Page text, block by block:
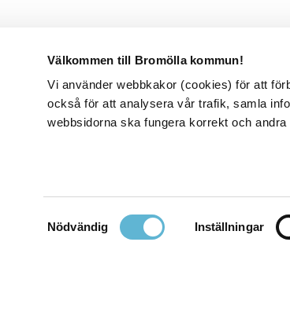
Välkommen till Bromölla kommun!
Vi använder webbkakor (cookies) för att
också för att analysera vår trafik, samla
webbsidorna ska fungera korrekt och
Samtyckesval
Nödvändig Inställningar